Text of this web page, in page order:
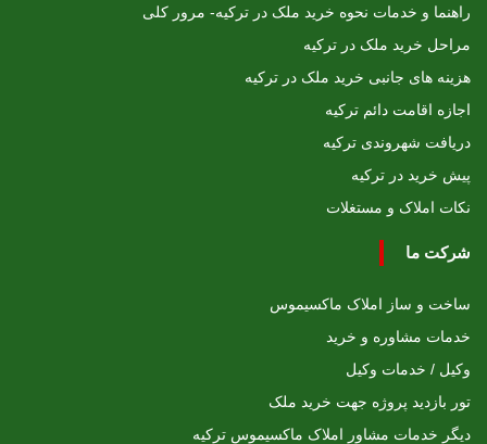
راهنما و خدمات نحوه خرید ملک در ترکیه- مرور کلی
مراحل خرید ملک در ترکیه
هزینه های جانبی خرید ملک در ترکیه
اجازه اقامت دائم ترکیه
دریافت شهروندی ترکیه
پیش خرید در ترکیه
نکات املاک و مستغلات
شرکت ما
ساخت و ساز املاک ماکسیموس
خدمات مشاوره و خرید
وکیل / خدمات وکیل
تور بازدید پروژه جهت خرید ملک
دیگر خدمات مشاور املاک ماکسیموس ترکیه